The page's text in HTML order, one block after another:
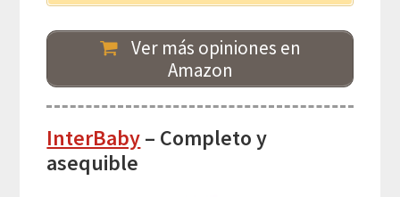
Ver más opiniones en
Amazon
InterBaby– Completo y
asequible